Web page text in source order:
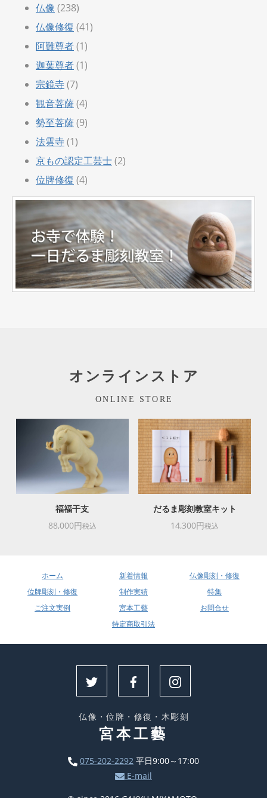
仏像 (238)
仏像修復 (41)
阿難尊者(1)
迦葉尊者(1)
宗鏡寺(7)
観音菩薩(4)
勢至菩薩(9)
法雲寺(1)
京もの認定工芸士(2)
位牌修復 (4)
オンラインストア
ONLINE STORE
福福干支
88,000円税込
だるま彫刻教室キット
14,300円税込
ホーム 新着情報
仏像彫刻・修復
位牌彫刻・修復
制作実績
特集
ご注文実例
宮本工藝
お問合せ
特定商取引法
仏像・位牌・修復・木彫刻
宮本工藝
075-202-2292 平日9:00～17:00
E-mail